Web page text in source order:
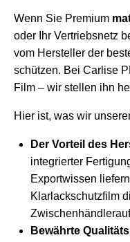
Wenn Sie Premium
oder Ihr Vertriebsnetz
vom Hersteller der
schützen. Bei Carlise
Film – wir stellen ihn
Hier ist, was wir
Der Vorteil des
integrierter
Exportwissen
Klarlackschutzfilm
Bewährte